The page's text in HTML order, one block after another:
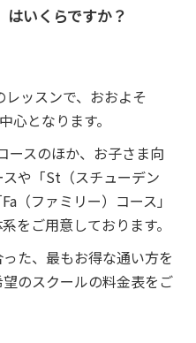
はいくらですか？
ッスンで、おおよそ
心となります。
ースのほか、お子さま向
や「St（スチューデン
（ファミリー）コース」
をご用意しております。
た、最もお得な通い方を
のスクールの料金表をご